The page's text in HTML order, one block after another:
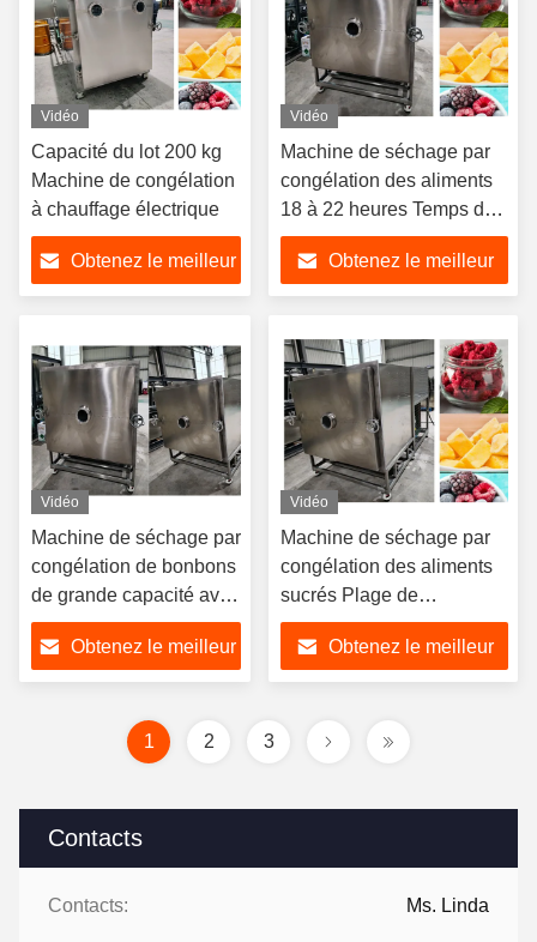
Contacts
Contacts: Ms. Linda
Vidéo
Capacité du lot 200 kg
Machine de congélation
à chauffage électrique
Obtenez le meilleur
Vidéo
Machine de séchage par
congélation des aliments
18 à 22 heures Temps de
séchage par congélation
Obtenez le meilleur
Vidéo
Machine de séchage par
congélation de bonbons
de grande capacité avec
séchage de 18 à 22
heuresObtenez le meilleur
Vidéo
Machine de séchage par
congélation des aliments
sucrés Plage de
température -40°C à 80°C
Obtenez le meilleur
1 2 3